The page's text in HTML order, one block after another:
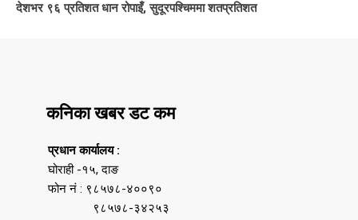
देशभर ९६ प्रतिशत धान रोपाइँ, सुदूरपश्चिममा शतप्रतिशत
कनिका खबर डट कम
प्रधान कार्यालय :
घोराही -१५, दाङ
फोन नं : ९८५७८-४००९०
९८५७८-३४२५३